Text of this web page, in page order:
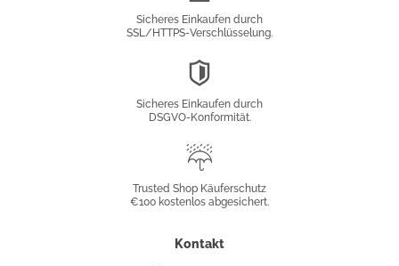
Sicheres Einkaufen durch
SSL/HTTPS-Verschlüsselung.
Sicheres Einkaufen durch
DSGVO-Konformität.
Käuferschutz
Trusted Shop Käuferschutz
€100 kostenlos abgesichert.
Kontakt